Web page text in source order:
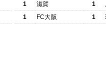
1
滋賀 1
1
FC大阪 1